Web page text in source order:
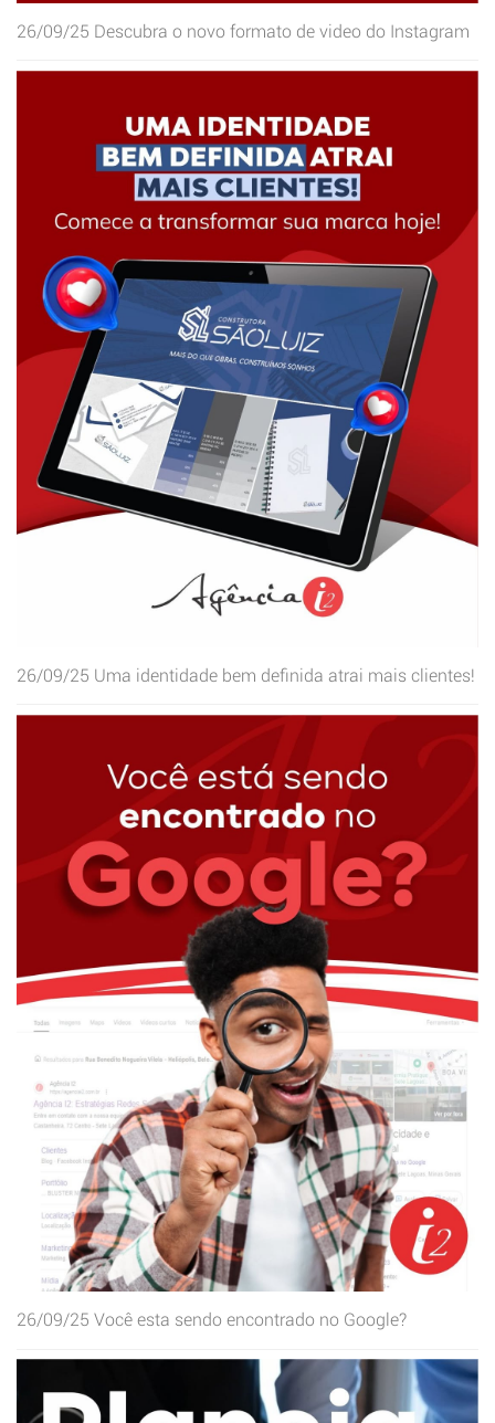
26/09/25 Descubra o novo formato de video do Instagram
26/09/25 Uma identidade bem definida atrai mais clientes!
26/09/25 Você esta sendo encontrado no Google?